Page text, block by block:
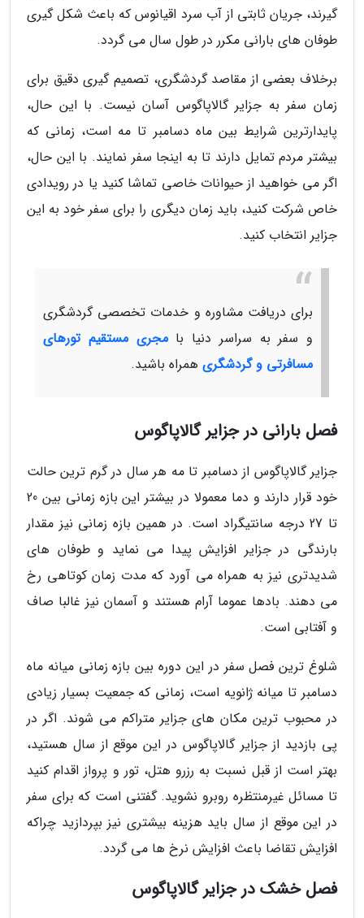
گیرند، جریان ثابتی از آب سرد اقیانوس که باعث شکل گیری
طوفان های بارانی مکرر در طول سال می گردد.
برخلاف بعضی از مقاصد گردشگری، تصمیم گیری دقیق برای
زمان سفر به جزایر گالاپاگوس آسان نیست. با این حال،
پایدارترین شرایط بین ماه دسامبر تا مه است، زمانی که
بیشتر مردم تمایل دارند تا به اینجا سفر نمایند. با این حال،
اگر می خواهید از حیوانات خاصی تماشا کنید یا در رویدادی
خاص شرکت کنید، باید زمان دیگری را برای سفر خود به این
جزایر انتخاب کنید.
برای دریافت مشاوره و خدمات تخصصی گردشگری
و سفر به سراسر دنیا بامجری مستقیم تورهای
مسافرتی و گردشگری همراه باشید.
فصل بارانی در جزایر گالاپاگوس
جزایر گالاپاگوس از دسامبر تا مه هر سال در گرم ترین حالت
خود قرار دارند و دما معمولا در بیشتر این بازه زمانی بین 20
تا 27 درجه سانتیگراد است. در همین بازه زمانی نیز مقدار
بارندگی در جزایر افزایش پیدا می نماید و طوفان های
شدیدتری نیز به همراه می آورد که مدت زمان کوتاهی رخ
می دهند. بادها عموما آرام هستند و آسمان نیز غالبا صاف
و آفتابی است.
شلوغ ترین فصل سفر در این دوره بین بازه زمانی میانه ماه
دسامبر تا میانه ژانویه است، زمانی که جمعیت بسیار زیادی
در محبوب ترین مکان های جزایر متراکم می شوند. اگر در
پی بازدید از جزایر گالاپاگوس در این موقع از سال هستید،
بهتر است از قبل نسبت به رزرو هتل، تور و پرواز اقدام کنید
تا مسائل غیرمنتظره روبرو نشوید. گفتنی است که برای سفر
در این موقع از سال باید هزینه بیشتری نیز بپردازید چراکه
افزایش تقاضا باعث افزایش نرخ ها می گردد.
فصل خشک در جزایر گالاپاگوس